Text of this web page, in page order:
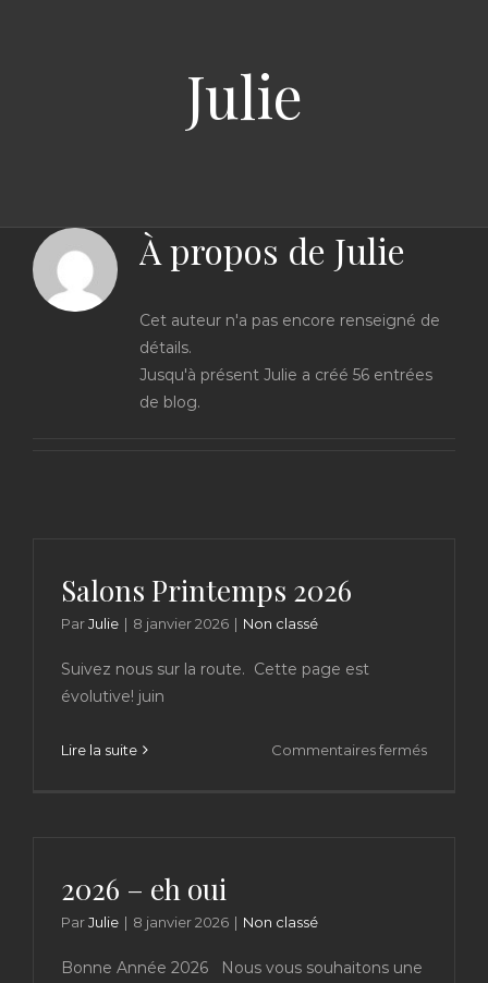
Julie
À propos de Julie
Cet auteur n'a pas encore renseigné de
détails.
Jusqu'à présent Julie a créé 56 entrées
de blog.
Salons Printemps 2026
ParJulie | 8 janvier 2026 | Non classé
Suivez nous sur la route. Cette page est
évolutive! juin
Lire la suite Commentaires ferméssur
2026 – eh oui
ParJulie | 8 janvier 2026 | Non classé
Bonne Année 2026 Nous vous souhaitons une